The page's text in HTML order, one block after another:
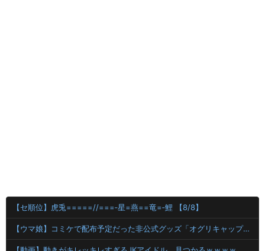
【セ順位】虎兎=====//===‐星=燕==竜=‐鯉 【8/8】
【ウマ娘】コミケで配布予定だった非公式グッズ「オグリキャップタマモクロスアクリル定規」意外(?)な落とし穴により配布を撤回することに…